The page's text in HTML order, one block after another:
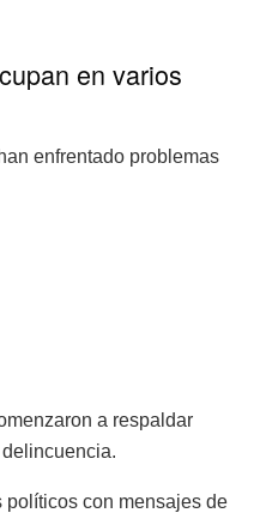
en varios
enfrentado problemas
a respaldar
políticos con mensajes de